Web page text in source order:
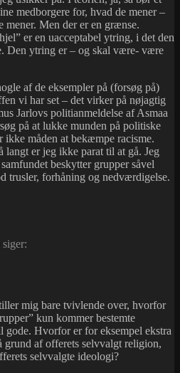
medborgere for, hvad de mener –
mener. Men der er en grænse.
er en uacceptabel ytring, i det den
Den ytring er – og skal være- være
af de eksempler på (forsøg på)
vi har set – det virker på nøjagtig
Jarlovs politianmeldelse af Asmaa
på at lukke munden på politiske
ikke måden at bekæmpe racisme.
langt er jeg ikke parat til at gå. Jeg
beskytter grupper såvel
trusler, forhåning og nedværdigelse.
siger:
mig bare tvivlende over, hvorfor
kun kommer bestemte
gode. Hvorfor er for eksempel ekstra
af offerets selvvalgt religion,
selvvalgte ideologi?